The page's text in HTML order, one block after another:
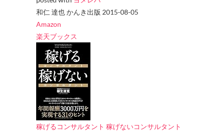
和仁 達也 かんき出版 2015-08-05
Amazon
楽天ブックス
稼げるコンサルタント 稼げないコンサルタント